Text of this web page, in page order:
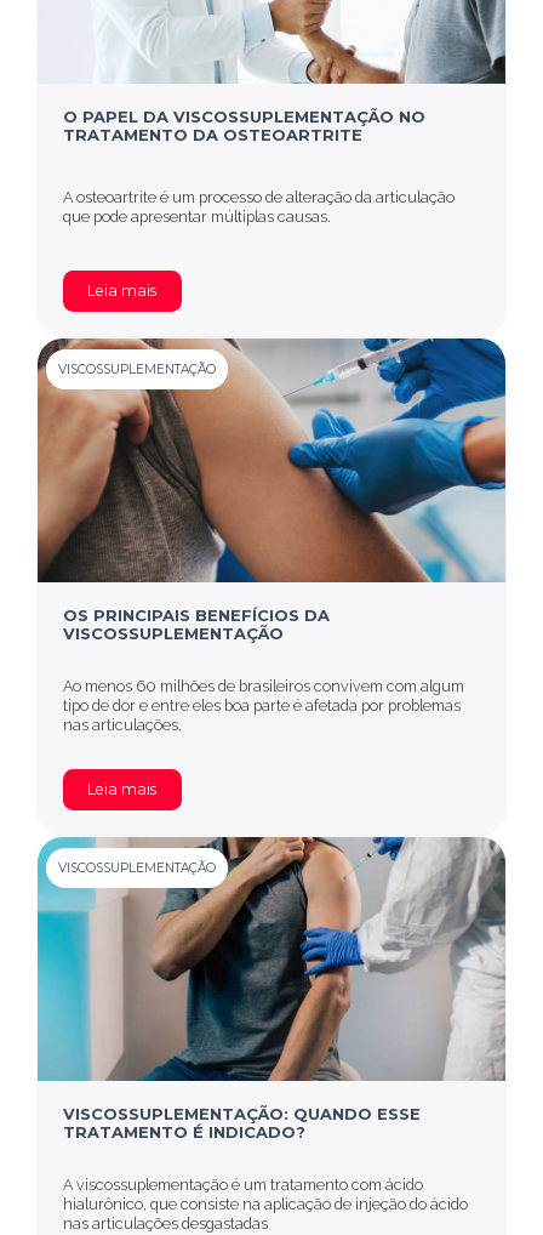
O PAPEL DA VISCOSSUPLEMENTAÇÃO NO
TRATAMENTO DA OSTEOARTRITE
A osteoartrite é um processo de alteração da articulação
que pode apresentar múltiplas causas.
Leia mais
VISCOSSUPLEMENTAÇÃO
OS PRINCIPAIS BENEFÍCIOS DA
VISCOSSUPLEMENTAÇÃO
Ao menos 60 milhões de brasileiros convivem com algum
tipo de dor e entre eles boa parte é afetada por problemas
nas articulações.
Leia mais
VISCOSSUPLEMENTAÇÃO
VISCOSSUPLEMENTAÇÃO: QUANDO ESSE
TRATAMENTO É INDICADO?
A viscossuplementação é um tratamento com ácido
hialurônico, que consiste na aplicação de injeção do ácido
nas articulações desgastadas